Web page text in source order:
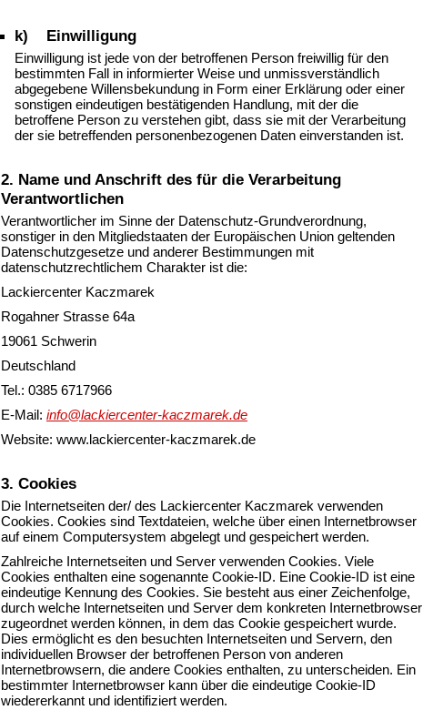
k) Einwilligung
Einwilligung ist jede von der betroffenen Person freiwillig für den
bestimmten Fall in informierter Weise und unmissverständlich
abgegebene Willensbekundung in Form einer Erklärung oder einer
sonstigen eindeutigen bestätigenden Handlung, mit der die
betroffene Person zu verstehen gibt, dass sie mit der Verarbeitung
der sie betreffenden personenbezogenen Daten einverstanden ist.
2. Name und Anschrift des für die Verarbeitung
Verantwortlichen
Verantwortlicher im Sinne der Datenschutz-Grundverordnung,
sonstiger in den Mitgliedstaaten der Europäischen Union geltenden
Datenschutzgesetze und anderer Bestimmungen mit
datenschutzrechtlichem Charakter ist die:
Lackiercenter Kaczmarek
Rogahner Strasse 64a
19061 Schwerin
Deutschland
Tel.: 0385 6717966
E-Mail: info@lackiercenter-kaczmarek.de
Website: www.lackiercenter-kaczmarek.de
3. Cookies
Die Internetseiten der/ des Lackiercenter Kaczmarek verwenden
Cookies. Cookies sind Textdateien, welche über einen Internetbrowser
auf einem Computersystem abgelegt und gespeichert werden.
Zahlreiche Internetseiten und Server verwenden Cookies. Viele
Cookies enthalten eine sogenannte Cookie-ID. Eine Cookie-ID ist eine
eindeutige Kennung des Cookies. Sie besteht aus einer Zeichenfolge,
durch welche Internetseiten und Server dem konkreten Internetbrowser
zugeordnet werden können, in dem das Cookie gespeichert wurde.
Dies ermöglicht es den besuchten Internetseiten und Servern, den
individuellen Browser der betroffenen Person von anderen
Internetbrowsern, die andere Cookies enthalten, zu unterscheiden. Ein
bestimmter Internetbrowser kann über die eindeutige Cookie-ID
wiedererkannt und identifiziert werden.